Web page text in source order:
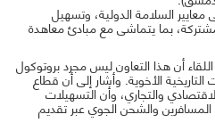
السلامة الدولية، وتسهيل
بما يتماشى مع مبادئ معاهدة
أن هذا التعاون ليس مجرد بروتوكول
الأخوية. وأشار إلى أن قطاع
والتجاري، وأن التسهيلات
والشحن الجوي عبر تقديم